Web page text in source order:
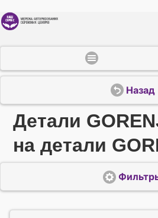
Назад
Детали
на детали